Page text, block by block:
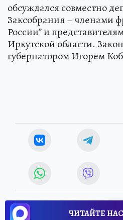
обсуждался совместно
Заксобрания – членами
России” и
Иркутской области.
губернатором Игорем
ЧИТАЙТЕ